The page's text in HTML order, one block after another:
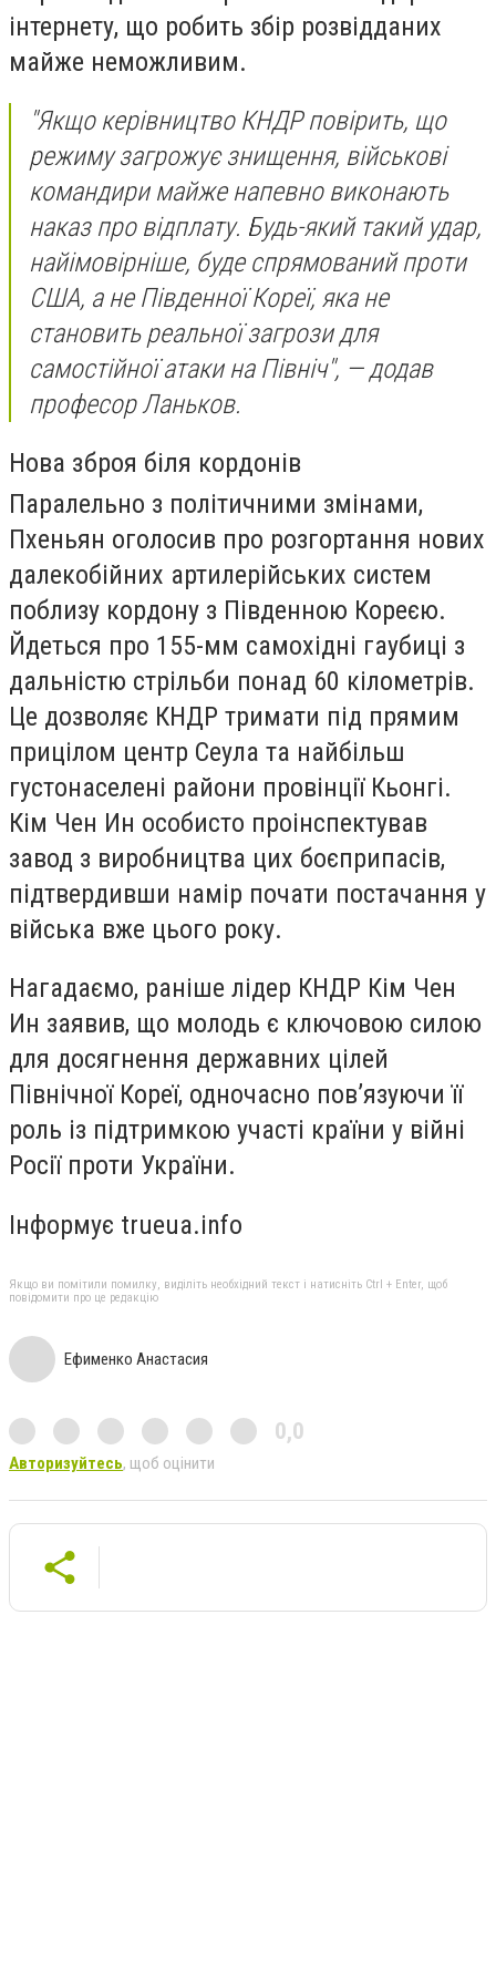
інтернету, що робить збір розвідданих
майже неможливим.
"Якщо керівництво КНДР повірить, що
режиму загрожує знищення, військові
командири майже напевно виконають
наказ про відплату. Будь-який такий удар,
найімовірніше, буде спрямований проти
США, а не Південної Кореї, яка не
становить реальної загрози для
самостійної атаки на Північ", — додав
професор Ланьков.
Нова зброя біля кордонів
Паралельно з політичними змінами,
Пхеньян оголосив про розгортання нових
далекобійних артилерійських систем
поблизу кордону з Південною Кореєю.
Йдеться про 155-мм самохідні гаубиці з
дальністю стрільби понад 60 кілометрів.
Це дозволяє КНДР тримати під прямим
прицілом центр Сеула та найбільш
густонаселені райони провінції Кьонгі.
Кім Чен Ин особисто проінспектував
завод з виробництва цих боєприпасів,
підтвердивши намір почати постачання у
війська вже цього року.
Нагадаємо, раніше лідер КНДР Кім Чен
Ин заявив, що молодь є ключовою силою
для досягнення державних цілей
Північної Кореї, одночасно пов’язуючи її
роль із підтримкою участі країни у війні
Росії проти України.
Інформує trueua.info
Якщо ви помітили помилку, виділіть необхідний текст і натисніть Ctrl + Enter, щоб
повідомити про це редакцію
Ефименко Анастасия
0,0
Авторизуйтесь, щоб оцінити